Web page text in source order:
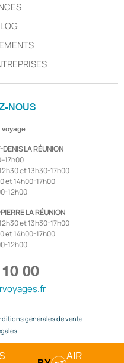
NOUS
voyage
LA RÉUNION
et 13h30-17h00
et 14h00-17h00
12h00
LA RÉUNION
et 13h30-17h00
et 14h00-17h00
12h00
00
générales de vente
AIR